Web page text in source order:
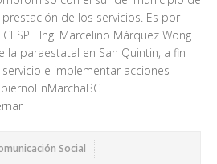
de los servicios. Es por
Ing. Marcelino Márquez Wong
la paraestatal en San Quintin, a fin
e implementar acciones
Social